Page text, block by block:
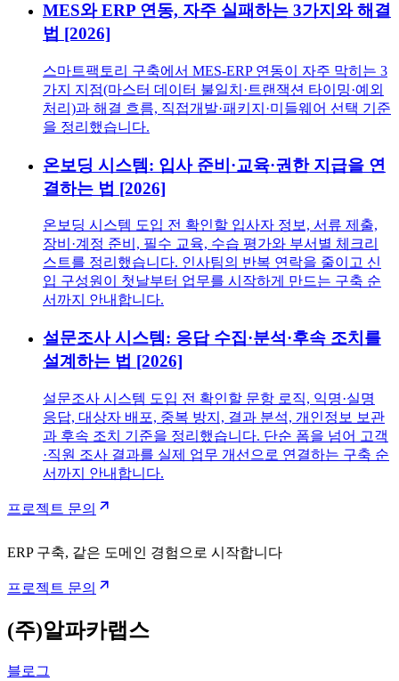
MES와 ERP 연동, 자주 실패하는 3가지와 해결
법 [2026]
스마트팩토리 구축에서 MES-ERP 연동이 자주 막히는 3
가지 지점(마스터 데이터 불일치·트랜잭션 타이밍·예외
처리)과 해결 흐름, 직접개발·패키지·미들웨어 선택 기준
을 정리했습니다.
온보딩 시스템: 입사 준비·교육·권한 지급을 연
결하는 법 [2026]
온보딩 시스템 도입 전 확인할 입사자 정보, 서류 제출,
장비·계정 준비, 필수 교육, 수습 평가와 부서별 체크리
스트를 정리했습니다. 인사팀의 반복 연락을 줄이고 신
입 구성원이 첫날부터 업무를 시작하게 만드는 구축 순
서까지 안내합니다.
설문조사 시스템: 응답 수집·분석·후속 조치를
설계하는 법 [2026]
설문조사 시스템 도입 전 확인할 문항 로직, 익명·실명
응답, 대상자 배포, 중복 방지, 결과 분석, 개인정보 보관
과 후속 조치 기준을 정리했습니다. 단순 폼을 넘어 고객
·직원 조사 결과를 실제 업무 개선으로 연결하는 구축 순
서까지 안내합니다.
프로젝트 문의
ERP 구축, 같은 도메인 경험으로 시작합니다
프로젝트 문의
(주)알파카랩스
블로그